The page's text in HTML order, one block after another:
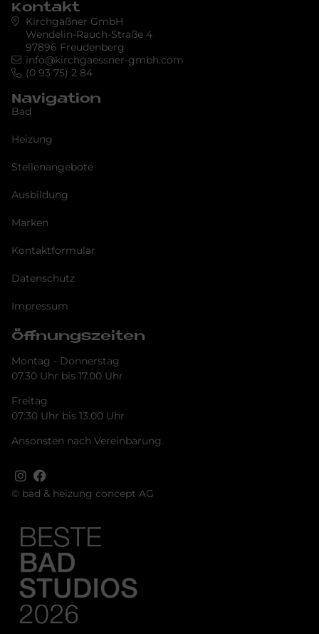
© bad & heizung concept AG
Kontakt
Kirchgäßner GmbH
Wendelin-Rauch-Straße 4
97896 Freudenberg
info@kirchgaessner-gmbh.com
(0 93 75) 2 84
Navigation
Bad
Heizung
Stellenangebote
Ausbildung
Marken
Kontaktformular
Datenschutz
Impressum
Öffnungszeiten
Montag - Donnerstag
07.30 Uhr bis 17.00 Uhr
Freitag
07:30 Uhr bis 13.00 Uhr
Ansonsten nach Vereinbarung.